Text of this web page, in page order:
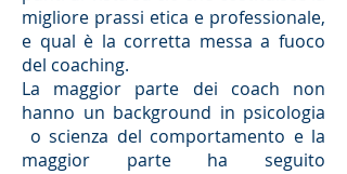
migliore prassi etica e professionale,
e qual è la corretta messa a fuoco
del coaching.
La maggior parte dei coach non
hanno un background in psicologia
o scienza del comportamento e la
maggior parte ha seguito